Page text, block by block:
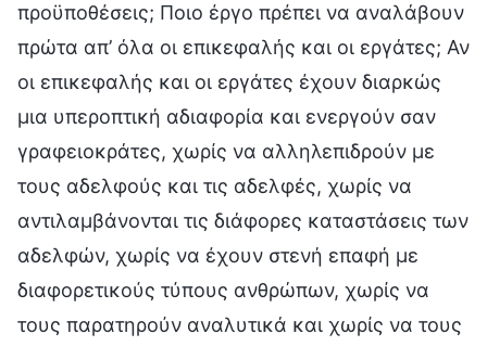
προϋποθέσεις; Ποιο έργο πρέπει να αναλάβουν
πρώτα απ’ όλα οι επικεφαλής και οι εργάτες; Αν
οι επικεφαλής και οι εργάτες έχουν διαρκώς
μια υπεροπτική αδιαφορία και ενεργούν σαν
γραφειοκράτες, χωρίς να αλληλεπιδρούν με
τους αδελφούς και τις αδελφές, χωρίς να
αντιλαμβάνονται τις διάφορες καταστάσεις των
αδελφών, χωρίς να έχουν στενή επαφή με
διαφορετικούς τύπους ανθρώπων, χωρίς να
τους παρατηρούν αναλυτικά και χωρίς να τους